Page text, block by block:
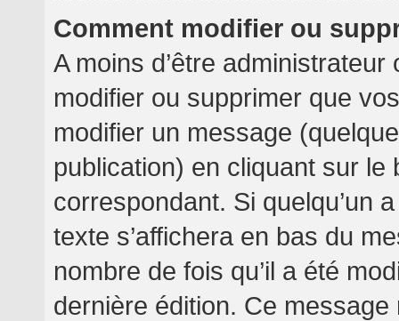
Comment modifier ou
A moins d’être
modifier ou supprimer que
modifier un message
publication) en cliquant sur le
correspondant. Si quelqu’un
texte s’affichera en bas du
nombre de fois qu’il a été
dernière édition. Ce